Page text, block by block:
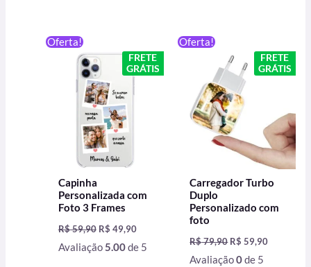
Oferta!
FRETE
GRÁTIS
Capinha
Personalizada com
Foto 3 Frames
R$59,90
original
era:
R$ 59,90.
R$ 49,90
preço
atual
é:
Avaliação5.00de 5
Oferta!
FRETE
GRÁTIS
Carregador Turbo
Duplo
Personalizado com
foto
R$79,90
original
era:
R$ 79,90.
R$ 59,90
preço
atual
é:
Avaliação0de 5